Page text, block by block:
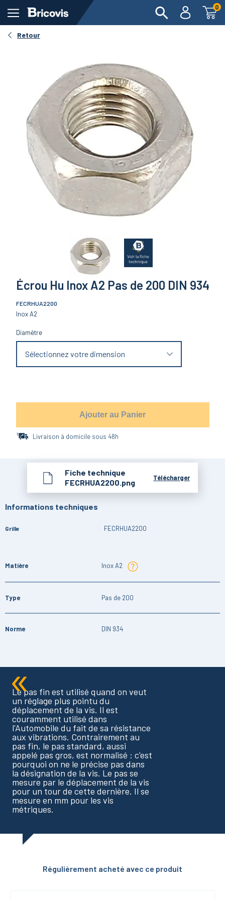
0
Retour
Écrou Hu Inox A2 Pas de 200 DIN 934
FECRHUA2200
Inox A2
Diamètre
Sélectionnez votre dimension
Ajouter au Panier
Livraison à domicile sous 48h
Fiche technique
FECRHUA2200.png
Télécharger
Informations techniques
Grille FECRHUA2200
Matière Inox A2
Type Pas de 200
Norme DIN 934
Le pas fin est utilisé quand on veut
un réglage plus pointu du
déplacement de la vis. Il est
couramment utilisé dans
l'Automobile du fait de sa résistance
aux vibrations. Contrairement au
pas fin, le pas standard, aussi
appelé pas gros, est normalisé : c'est
pourquoi on ne le précise pas dans
la désignation de la vis. Le pas se
mesure par le déplacement de la vis
pour un tour de cette dernière. Il se
mesure en mm pour les vis
métriques.
Régulièrement acheté avec ce produit